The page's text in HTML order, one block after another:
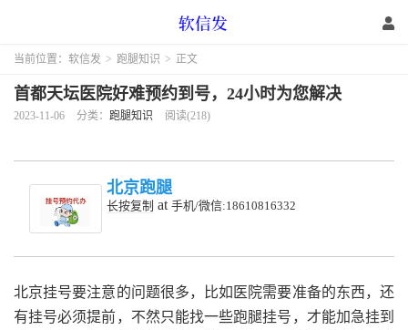
当前位置： 软信发 > 跑腿知识 > 正文
首都天坛医院好难预约到号，24小时为您解决
2023-11-06 分类： 跑腿知识 阅读(218)
北京跑腿
长按复制 at 手机/微信:18610816332
北京挂号要注意的问题很多，比如医院需要准备的东西，还
有挂号必须提前，不然只能找一些跑腿挂号，才能加急挂到